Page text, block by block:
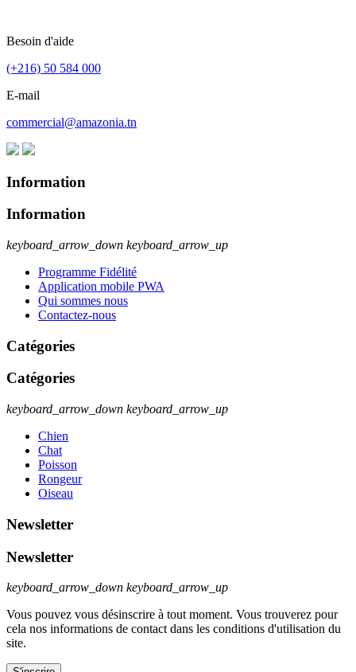
Besoin d'aide
(+216) 50 584 000
E-mail
commercial@amazonia.tn
Information
Information
keyboard_arrow_down keyboard_arrow_up
Programme Fidélité
Application mobile PWA
Qui sommes nous
Contactez-nous
Catégories
Catégories
keyboard_arrow_down keyboard_arrow_up
Chien
Chat
Poisson
Rongeur
Oiseau
Newsletter
Newsletter
keyboard_arrow_down keyboard_arrow_up
Vous pouvez vous désinscrire à tout moment. Vous trouverez pour
cela nos informations de contact dans les conditions d'utilisation du
site.